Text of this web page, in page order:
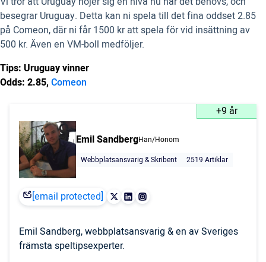
besegrar Uruguay. Detta kan ni spela till det fina oddset 2.85
på Comeon, där ni får 1500 kr att spela för vid insättning av
500 kr. Även en VM-boll medföljer.
Tips: Uruguay vinner
Odds: 2.85, Comeon
+9 år
Emil SandbergHan/Honom
Webbplatsansvarig & Skribent
2519 Artiklar
[email protected]
Emil Sandberg, webbplatsansvarig & en av Sveriges
främsta speltipsexperter.